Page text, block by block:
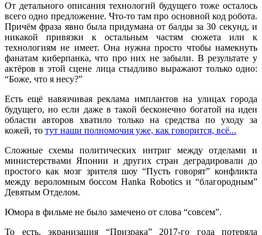
От детального описания технологий будущего тоже осталось
всего одно предложение. Что-то там про основной код робота.
Причём фраза явно была придумана от балды за 30 секунд, и
никакой привязки к остальным частям сюжета или к
технологиям не имеет. Она нужна просто чтобы намекнуть
фанатам киберпанка, что про них не забыли. В результате у
актёров в этой сцене лица стыдливо выражают только одно:
“Боже, что я несу?”
Есть ещё навязчивая реклама имплантов на улицах города
будущего, но если даже в такой бесконечно богатой на идеи
области авторов хватило только на средства по уходу за
кожей, то тут наши полномочия уже, как говорится, всё...
Сложные схемы политических интриг между отделами и
министерствами Японии и других стран деградировали до
простого как мозг зрителя шоу “Пусть говорят” конфликта
между вероломным боссом Hanka Robotics и “благородным”
Девятым Отделом.
Юмора в фильме не было замечено от слова “совсем”.
То есть, экранизация “Призрака” 2017-го года потеряла